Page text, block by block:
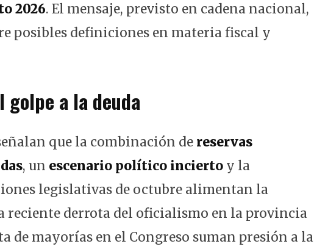
2026. El mensaje, previsto en cadena nacional,
posibles definiciones en materia fiscal y
golpe a la deuda
que la combinación de reservas
, un escenario político incierto y la
legislativas de octubre alimentan la
reciente derrota del oficialismo en la provincia
de mayorías en el Congreso suman presión a la